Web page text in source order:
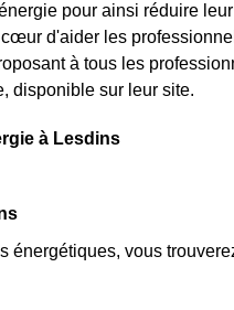
pour ainsi réduire
d'aider les
à tous les
disponible sur leur site.
à Lesdins
énergétiques, vous